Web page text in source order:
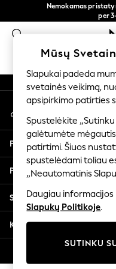
Nemokamas
per
Dabar
MOKYKLINĖ
SCHOOLWEAR
All Boys
Shoes
Trousers
Shorts
Shirts
Polo Shirts
Sweatshirts &
Coats & Jackets
Underwear
Multipacks
All Boys Sport
An error occurred on client
Mūsų
Mano paskyra
Prisijunkite prie savo
Pagalba
Privatumas ir teisinė
Skyriai
Kitos paslaugos
Mūsų
Slapukai padeda
svetainės veikimą,
apsipirkimo patirties
Spustelėkite „Sutinku
galėtumėte
patirtimi. Šiuos
spustelėdami toliau
„Neautomatinis
Daugiau informacijos
Slapukų Politikoje.
SUTINKU